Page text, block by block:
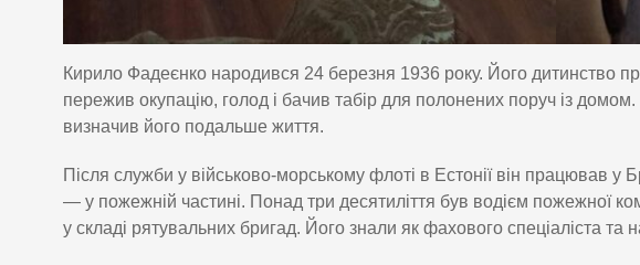
Кирило Фадеєнко народився 24 березня 1936 року. Його дитинство
пережив окупацію, голод і бачив табір для полонених поруч із
визначив його подальше життя.
Після служби у військово-морському флоті в Естонії він працював у
— у пожежній частині. Понад три десятиліття був водієм пожежної
у складі рятувальних бригад. Його знали як фахового спеціаліста та